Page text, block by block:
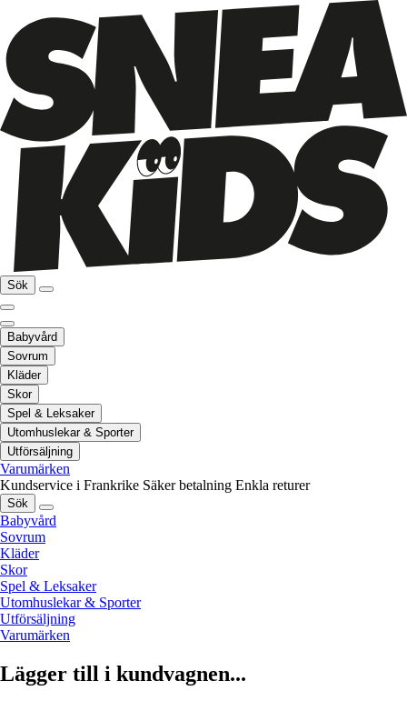
Sök
Babyvård
Sovrum
Kläder
Skor
Spel & Leksaker
Utomhuslekar & Sporter
Utförsäljning
Varumärken
Kundservice i Frankrike Säker betalning Enkla returer
Sök
Babyvård
Sovrum
Kläder
Skor
Spel & Leksaker
Utomhuslekar & Sporter
Utförsäljning
Varumärken
Lägger till i kundvagnen...